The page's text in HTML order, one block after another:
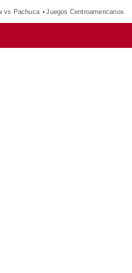
vs Pachuca Juegos Centroamericanos